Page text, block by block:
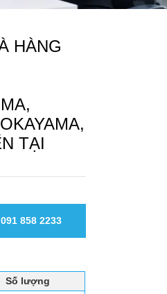
HÀNG
TẠI
091 858 2233
Số lượng